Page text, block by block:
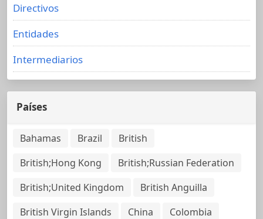
Directivos
Entidades
Intermediarios
Países
Bahamas Brazil
British
British;Hong Kong
British;Russian Federation
British;United Kingdom
British Anguilla
British Virgin Islands
China
Colombia